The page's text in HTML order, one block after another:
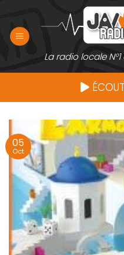
contenu
La radio locale
05
Oct